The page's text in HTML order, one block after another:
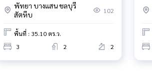
พัทยา บางแสน ชลบุรี
สัตหีบ
102
พื้นที่ : 35.10 ตร.ว.
3
2 2